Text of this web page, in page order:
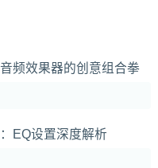
频效果器的创意组合拳
EQ设置深度解析